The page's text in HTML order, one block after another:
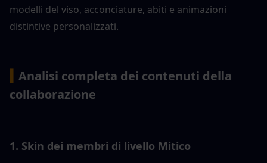
modelli del viso, acconciature, abiti e animazioni
distintive personalizzati.
Analisi completa dei contenuti della
collaborazione
1. Skin dei membri di livello Mitico